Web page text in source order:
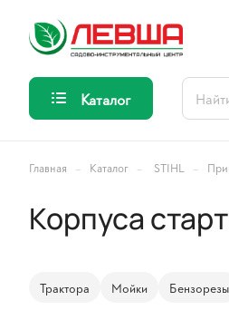
Каталог
Главная – Каталог – STIHL –
Корпуса
Трактора Мойки Бензорезы